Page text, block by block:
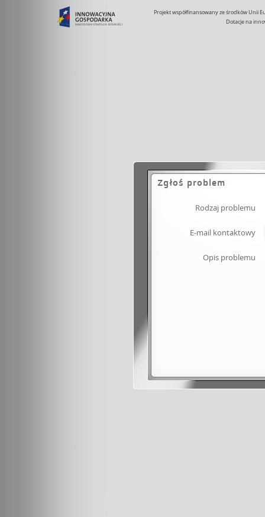
Projekt współfinansowany ze środków Unii
Dotacje na
Zgłoś problem
Rodzaj problemu
E-mail kontaktowy
Opis problemu